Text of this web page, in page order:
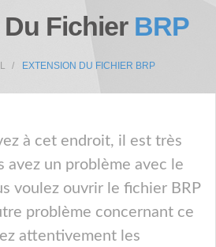
Fichier BRP
EXTENSION DU FICHIER BRP
à cet endroit, il est très
avez un problème avec le
voulez ouvrir le fichier BRP
problème concernant ce
attentivement les